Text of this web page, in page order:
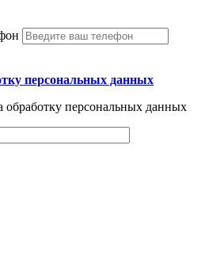
персональных данных
персональных данных